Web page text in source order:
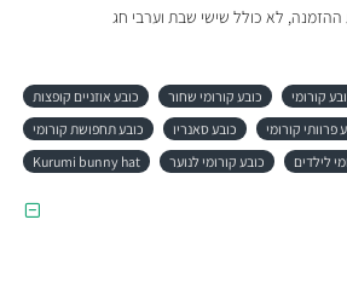
לא כולל שישי שבת וערבי חג
קורומי כובע קורומי שחור
כובע אוזניים קופצות
פרוותי קורומי כובע סאנריו
כובע תחפושת קורומי
לילדים
כובע קורומי לנוער Kurumi bunny hat